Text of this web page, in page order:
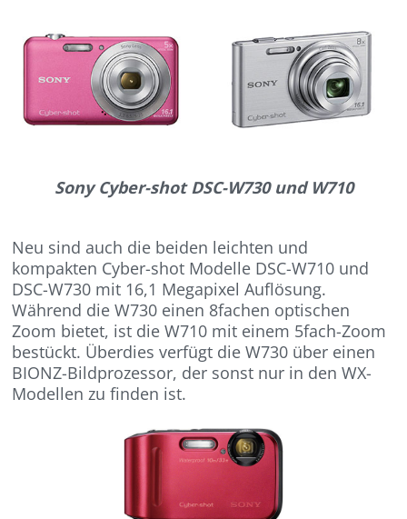
Sony Cyber-shot DSC-W730 und W710
Neu sind auch die beiden leichten und
kompakten Cyber-shot Modelle DSC-W710 und
DSC-W730 mit 16,1 Megapixel Auflösung.
Während die W730 einen 8fachen optischen
Zoom bietet, ist die W710 mit einem 5fach-Zoom
bestückt. Überdies verfügt die W730 über einen
BIONZ-Bildprozessor, der sonst nur in den WX-
Modellen zu finden ist.